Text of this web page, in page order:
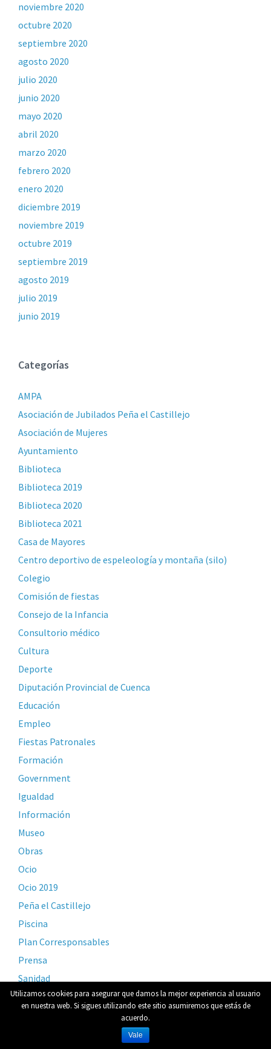
noviembre 2020
octubre 2020
septiembre 2020
agosto 2020
julio 2020
junio 2020
mayo 2020
abril 2020
marzo 2020
febrero 2020
enero 2020
diciembre 2019
noviembre 2019
octubre 2019
septiembre 2019
agosto 2019
julio 2019
junio 2019
Categorías
AMPA
Asociación de Jubilados Peña el Castillejo
Asociación de Mujeres
Ayuntamiento
Biblioteca
Biblioteca 2019
Biblioteca 2020
Biblioteca 2021
Casa de Mayores
Centro deportivo de espeleología y montaña (silo)
Colegio
Comisión de fiestas
Consejo de la Infancia
Consultorio médico
Cultura
Deporte
Diputación Provincial de Cuenca
Educación
Empleo
Fiestas Patronales
Formación
Government
Igualdad
Información
Museo
Obras
Ocio
Ocio 2019
Peña el Castillejo
Piscina
Plan Corresponsables
Prensa
Sanidad
Servicio
Utilizamos cookies para asegurar que damos la mejor experiencia al usuario
en nuestra web. Si sigues utilizando este sitio asumiremos que estás de
acuerdo.
Vale